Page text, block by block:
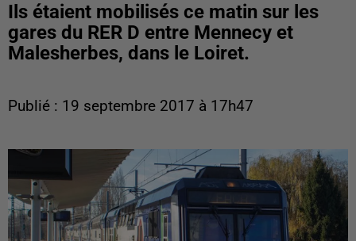
Ils étaient mobilisés ce matin sur les
gares du RER D entre Mennecy et
Malesherbes, dans le Loiret.
Publié : 19 septembre 2017 à 17h47